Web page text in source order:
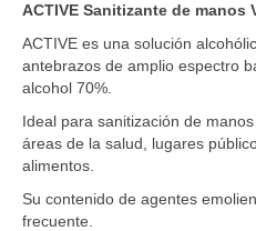
ACTIVE Sanitizante de manos
ACTIVE es una solución
antebrazos de amplio espectro
alcohol 70%.
Ideal para sanitización de
áreas de la salud, lugares
alimentos.
Su contenido de agentes
frecuente.